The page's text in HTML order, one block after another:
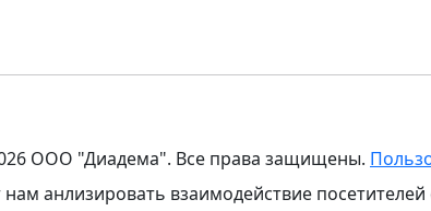
ООО "Диадема". Все права защищены.
анлизировать взаимодействие